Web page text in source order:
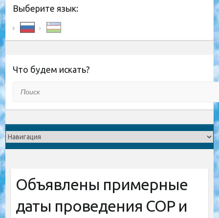
Выберите язык:
Что будем искать?
Объявлены примерные
даты проведения СОР и